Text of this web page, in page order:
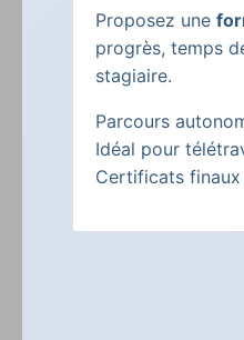
Proposez une
progrès, temps
stagiaire.
Parcours
Idéal pour
Certificats